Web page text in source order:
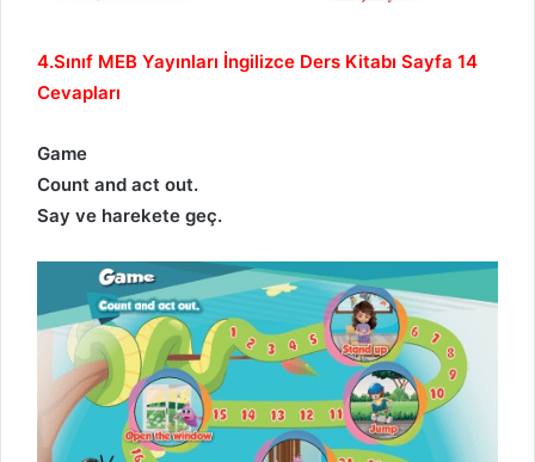
4.Sınıf MEB Yayınları İngilizce Ders Kitabı Sayfa 14
Cevapları
Game
Count and act out.
Say ve harekete geç.